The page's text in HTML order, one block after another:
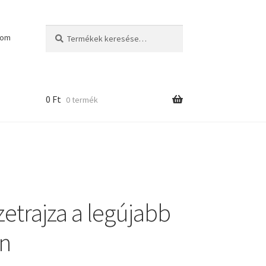
0 Ft 0 termék
a legújabb